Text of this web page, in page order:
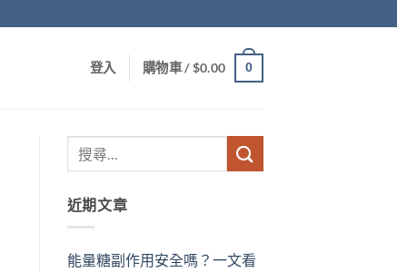
登入 購物車 /$0.00 0
近期文章
能量糖副作用安全嗎？一文看